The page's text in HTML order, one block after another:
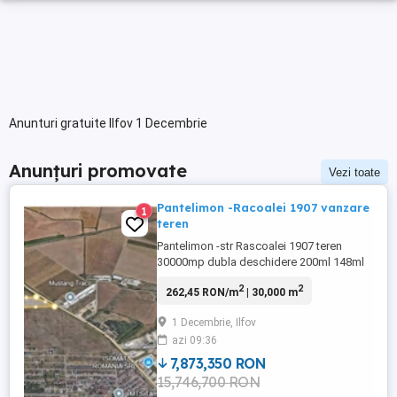
Anunturi gratuite Ilfov 1 Decembrie
Anunțuri promovate Vezi toate
1
Pantelimon -Racoalei 1907 vanzare
teren
Pantelimon -str Rascoalei 1907 teren
30000mp dubla deschidere 200ml 148ml
,comert ,depozitare ,locatie cu
comerciala ,logistica ,productie
,depozitare POT -50% ,CUT=1 Utilitati si
facilitati : iluminat stradal ,apa ,canalizare
...
262,45 RON/m2| 30,000 m2
1 Decembrie, Ilfov
azi 09:36
7,873,350 RON
15,746,700 RON